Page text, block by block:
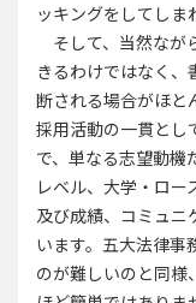
ッキングをしてしま
そして、当然なが
きるわけではなく、
断される場合がほと
採用活動の一貫とし
で、単なる志望動機
レベル、大学・ロ
及び成績、コミュニ
います。五大法律事
のが難しいのと同様